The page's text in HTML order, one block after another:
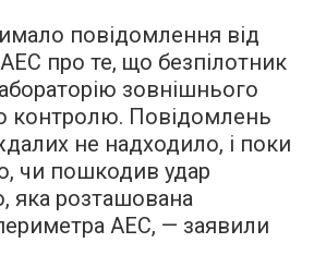
повідомлення від
АЕС про те, що безпілотник
зовнішнього
контролю. Повідомлень
не надходило, і поки
чи пошкодив удар
яка розташована
АЕС, — заявили